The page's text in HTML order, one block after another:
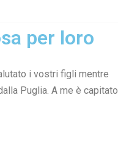
per loro
i vostri figli mentre
Puglia. A me è capitato